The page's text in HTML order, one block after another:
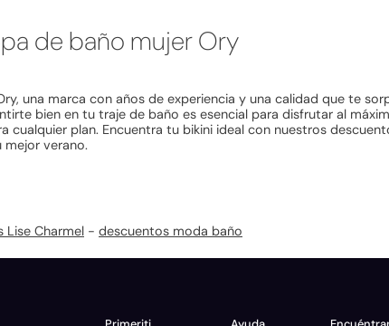
de baño mujer Ory
una marca con años de experiencia y una calidad que te
bien en tu traje de baño es esencial para disfrutar al
plan. Encuentra tu bikini ideal con nuestros
mejor verano.
Lise Charmel - descuentos moda baño